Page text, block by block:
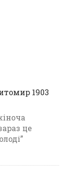
1903
це